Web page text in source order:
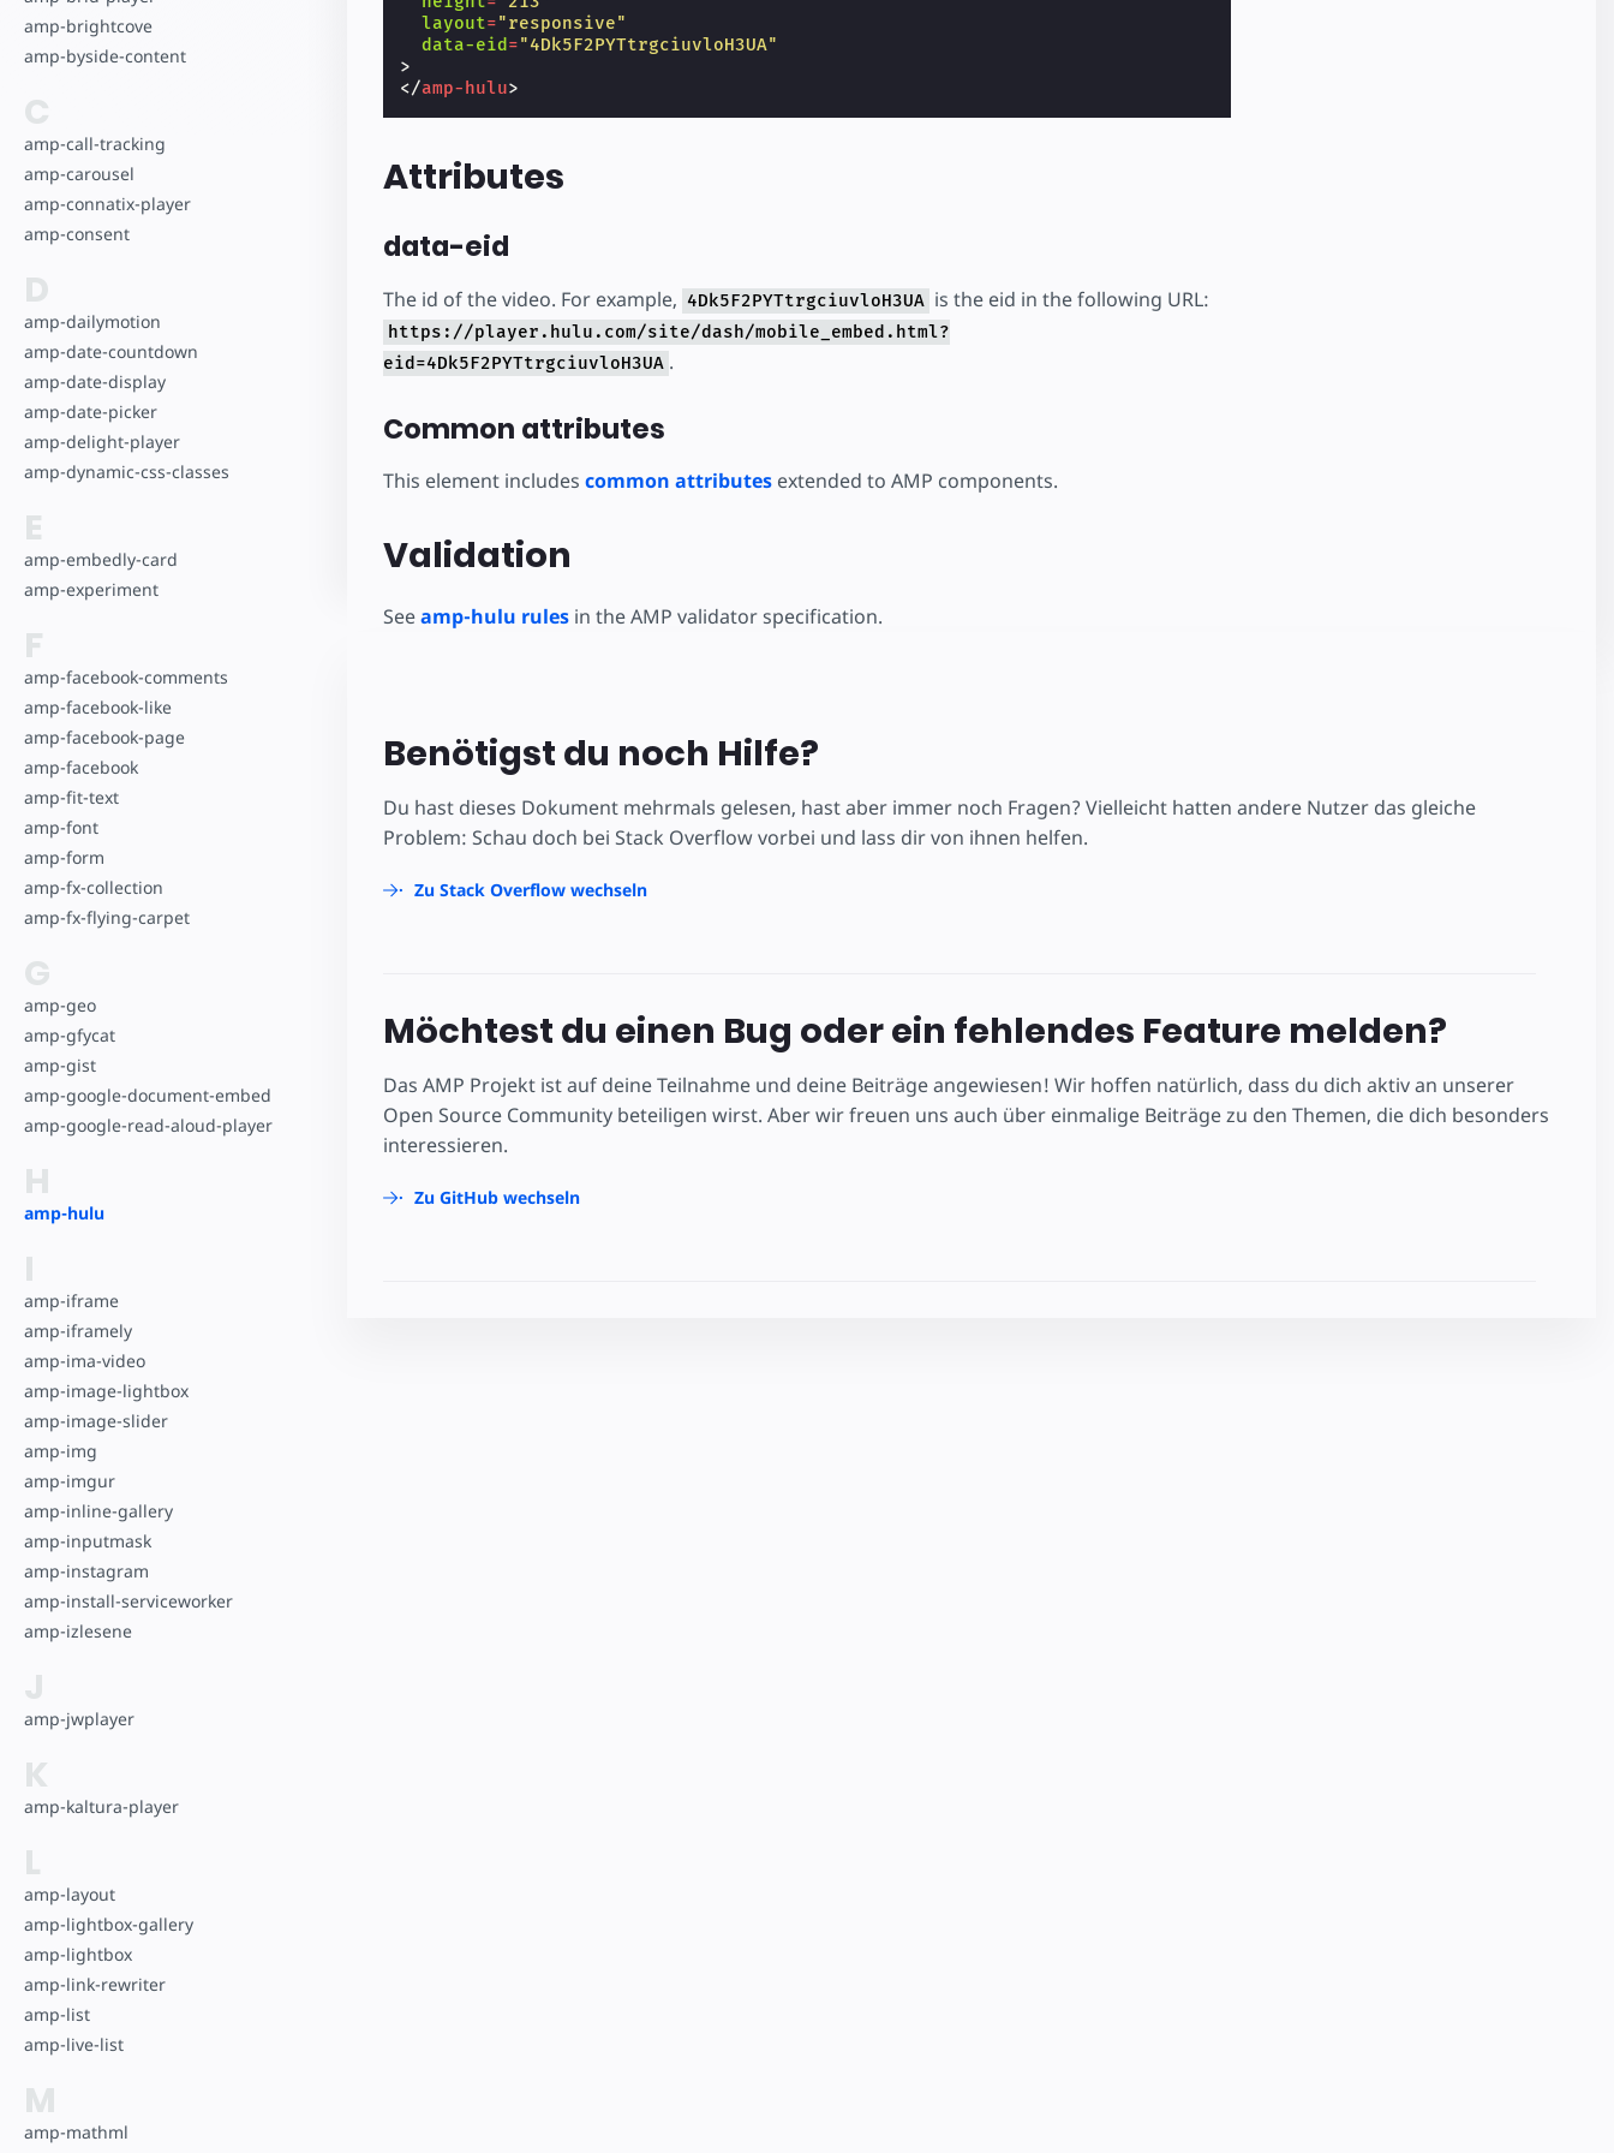
amp-brightcove
amp-byside-content
C
amp-call-tracking
amp-carousel
amp-connatix-player
amp-consent
D
amp-dailymotion
amp-date-countdown
amp-date-display
amp-date-picker
amp-delight-player
amp-dynamic-css-classes
E
amp-embedly-card
amp-experiment
F
amp-facebook-comments
amp-facebook-like
amp-facebook-page
amp-facebook
amp-fit-text
amp-font
amp-form
amp-fx-collection
amp-fx-flying-carpet
G
amp-geo
amp-gfycat
amp-gist
amp-google-document-embed
amp-google-read-aloud-player
H
amp-hulu
I
amp-iframe
amp-iframely
amp-ima-video
amp-image-lightbox
amp-image-slider
amp-img
amp-imgur
amp-inline-gallery
amp-inputmask
amp-instagram
amp-install-serviceworker
amp-izlesene
J
amp-jwplayer
K
amp-kaltura-player
L
amp-layout
amp-lightbox-gallery
amp-lightbox
amp-link-rewriter
amp-list
amp-live-list
M
amp-mathml
layout="responsive"
data-eid ="4Dk5F2PYTtrgciuvloH3UA"
>
</amp-hulu>
Attributes
data-eid
The id of the video. For example, 4Dk5F2PYTtrgciuvloH3UA is the eid in the following URL:
https://player.hulu.com/site/dash/mobile_embed.html?
eid=4Dk5F2PYTtrgciuvloH3UA .
Common attributes
This element includes common attributesextended to AMP components.
Validation
Seeamp-hulu rulesin the AMP validator specification.
Benötigst du noch Hilfe?
Du hast dieses Dokument mehrmals gelesen, hast aber immer noch Fragen? Vielleicht hatten andere Nutzer das gleiche
Problem: Schau doch bei Stack Overflow vorbei und lass dir von ihnen helfen.
Zu Stack Overflow wechseln
Möchtest du einen Bug oder ein fehlendes Feature melden?
Das AMP Projekt ist auf deine Teilnahme und deine Beiträge angewiesen! Wir hoffen natürlich, dass du dich aktiv an unserer
Open Source Community beteiligen wirst. Aber wir freuen uns auch über einmalige Beiträge zu den Themen, die dich besonders
interessieren.
Zu GitHub wechseln